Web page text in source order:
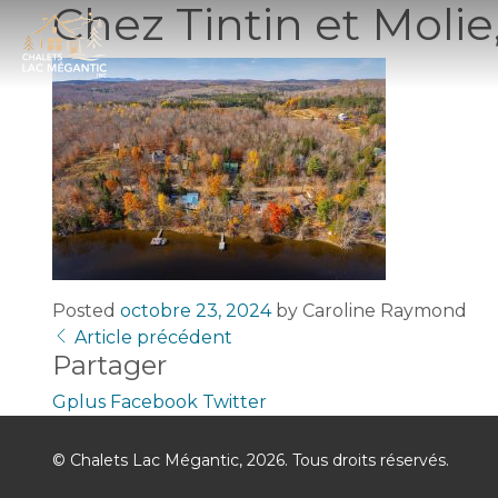
Chez Tintin et
Posted octobre 23, 2024by Caroline Raymond
Article précédent
Partager
Gplus Facebook Twitter
© Chalets Lac Mégantic, 2026. Tous droits réservés.